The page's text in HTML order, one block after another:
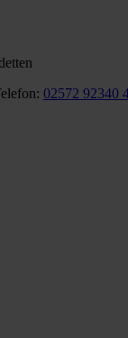
02572 92340